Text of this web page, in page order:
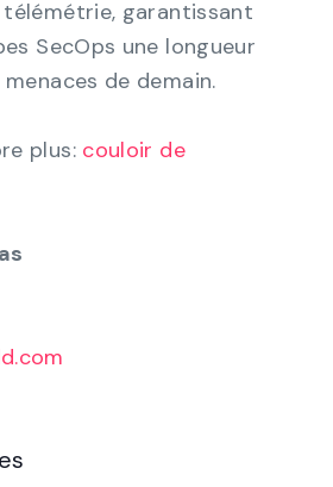
garantissant
SecOps une longueur
de demain.
plus: couloir de